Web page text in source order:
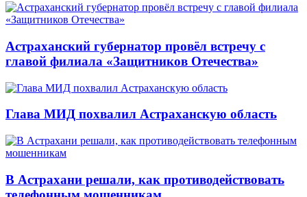
Астраханский губернатор провёл встречу с
главой филиала «Защитников Отечества»
Глава МИД похвалил Астраханскую область
В Астрахани решали, как противодействовать